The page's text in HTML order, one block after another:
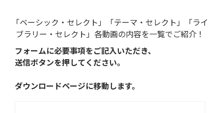
「ベーシック・セレクト」「テーマ・セレクト」「ライ
ブラリー・セレクト」各動画の内容を一覧でご紹介！
フォームに必要事項をご記入いただき、
送信ボタンを押してください。
ダウンロードページに移動します。